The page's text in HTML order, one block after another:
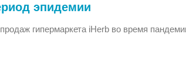
эпидемии
гипермаркета iHerb во время